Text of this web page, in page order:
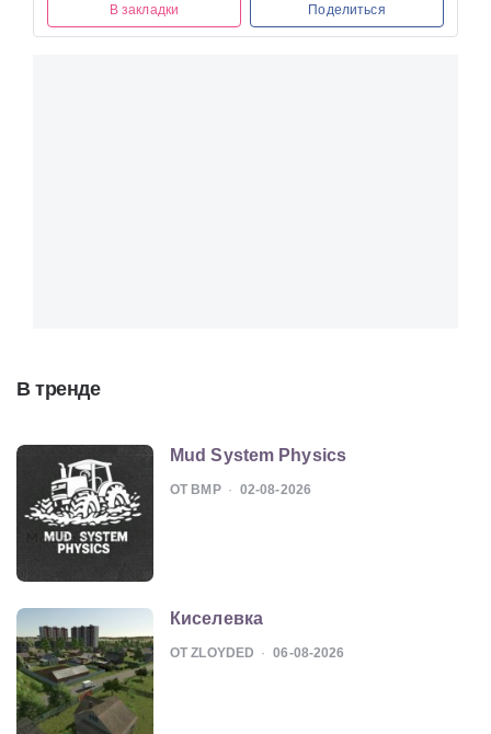
В закладки Поделиться
В тренде
Mud System Physics
ОТ BMP 02-08-2026
Киселевка
ОТ ZLOYDED 06-08-2026